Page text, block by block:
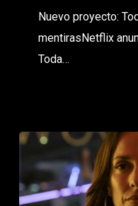
Nuevo proyecto:
mentirasNetflix
Toda…